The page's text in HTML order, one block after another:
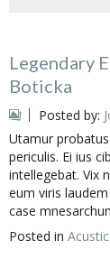
Legendary
Boticka
Posted by:
Utamur
periculis. Ei ius
intellegebat. Vix
eum viris
case
Posted in Acustic